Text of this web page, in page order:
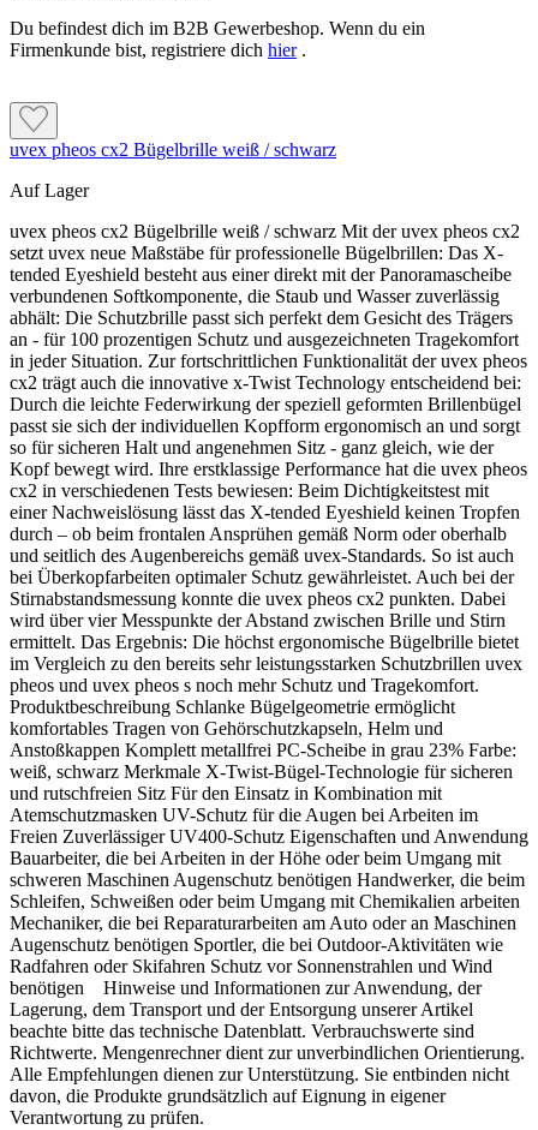
Du befindest dich im B2B Gewerbeshop. Wenn du ein
Firmenkunde bist, registriere dich hier.
uvex pheos cx2 Bügelbrille weiß / schwarz
Auf Lager
uvex pheos cx2 Bügelbrille weiß / schwarz Mit der uvex pheos cx2
setzt uvex neue Maßstäbe für professionelle Bügelbrillen: Das X-
tended Eyeshield besteht aus einer direkt mit der Panoramascheibe
verbundenen Softkomponente, die Staub und Wasser zuverlässig
abhält: Die Schutzbrille passt sich perfekt dem Gesicht des Trägers
an - für 100 prozentigen Schutz und ausgezeichneten Tragekomfort
in jeder Situation. Zur fortschrittlichen Funktionalität der uvex pheos
cx2 trägt auch die innovative x-Twist Technology entscheidend bei:
Durch die leichte Federwirkung der speziell geformten Brillenbügel
passt sie sich der individuellen Kopfform ergonomisch an und sorgt
so für sicheren Halt und angenehmen Sitz - ganz gleich, wie der
Kopf bewegt wird. Ihre erstklassige Performance hat die uvex pheos
cx2 in verschiedenen Tests bewiesen: Beim Dichtigkeitstest mit
einer Nachweislösung lässt das X-tended Eyeshield keinen Tropfen
durch – ob beim frontalen Ansprühen gemäß Norm oder oberhalb
und seitlich des Augenbereichs gemäß uvex-Standards. So ist auch
bei Überkopfarbeiten optimaler Schutz gewährleistet. Auch bei der
Stirnabstandsmessung konnte die uvex pheos cx2 punkten. Dabei
wird über vier Messpunkte der Abstand zwischen Brille und Stirn
ermittelt. Das Ergebnis: Die höchst ergonomische Bügelbrille bietet
im Vergleich zu den bereits sehr leistungsstarken Schutzbrillen uvex
pheos und uvex pheos s noch mehr Schutz und Tragekomfort.
Produktbeschreibung Schlanke Bügelgeometrie ermöglicht
komfortables Tragen von Gehörschutzkapseln, Helm und
Anstoßkappen Komplett metallfrei PC-Scheibe in grau 23% Farbe:
weiß, schwarz Merkmale X-Twist-Bügel-Technologie für sicheren
und rutschfreien Sitz Für den Einsatz in Kombination mit
Atemschutzmasken UV-Schutz für die Augen bei Arbeiten im
Freien Zuverlässiger UV400-Schutz Eigenschaften und Anwendung
Bauarbeiter, die bei Arbeiten in der Höhe oder beim Umgang mit
schweren Maschinen Augenschutz benötigen Handwerker, die beim
Schleifen, Schweißen oder beim Umgang mit Chemikalien arbeiten
Mechaniker, die bei Reparaturarbeiten am Auto oder an Maschinen
Augenschutz benötigen Sportler, die bei Outdoor-Aktivitäten wie
Radfahren oder Skifahren Schutz vor Sonnenstrahlen und Wind
benötigen Hinweise und Informationen zur Anwendung, der
Lagerung, dem Transport und der Entsorgung unserer Artikel
beachte bitte das technische Datenblatt. Verbrauchswerte sind
Richtwerte. Mengenrechner dient zur unverbindlichen Orientierung.
Alle Empfehlungen dienen zur Unterstützung. Sie entbinden nicht
davon, die Produkte grundsätzlich auf Eignung in eigener
Verantwortung zu prüfen.